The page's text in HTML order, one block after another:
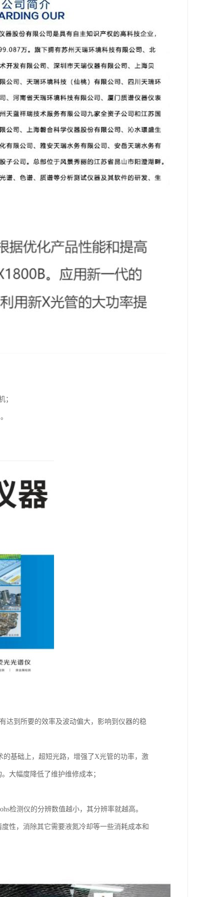
；
达到所要的效率及波动偏大，影响到仪器的稳
的基础上，超短光路，增强了X光管的功率，激
大幅度降低了维护维修成本；
检测仪的分辨数值越小，其分辨率就越高。
性，消除其它需要液氮冷却等一些消耗成本和